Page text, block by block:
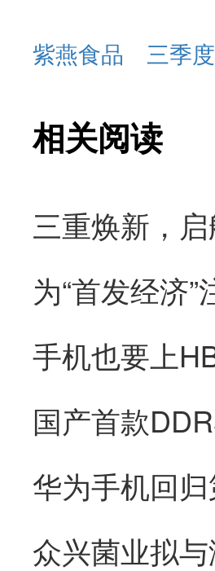
紫燕食品 三季度
相关阅读